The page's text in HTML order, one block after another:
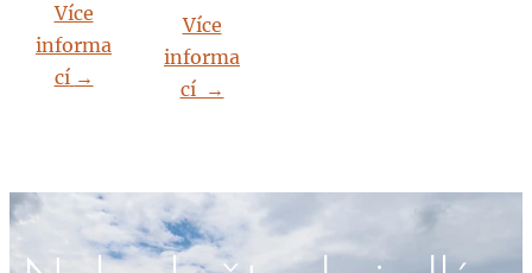
Více
informa
cí →
Více
informa
cí →